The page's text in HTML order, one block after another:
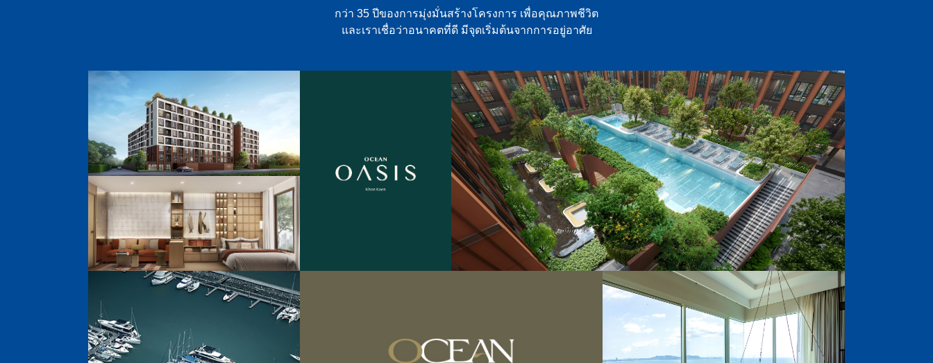
กว่า 35 ปีของการมุ่งมั่นสร้างโครงการ เพื่อคุณภาพชีวิต
และเราเชื่อว่าอนาคตที่ดี มีจุดเริ่มต้นจากการอยู่อาศัย